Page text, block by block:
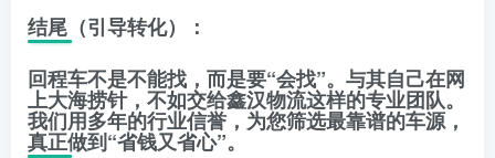
结尾（引导转化）：
回程车不是不能找，而是要“会找”。与其自己在网
上大海捞针，不如交给鑫汉物流这样的专业团队。
我们用多年的行业信誉，为您筛选最靠谱的车源，
真正做到“省钱又省心”。